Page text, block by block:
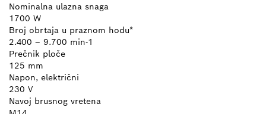
Nominalna ulazna snaga
1700 W
Broj obrtaja u praznom hodu*
2.400 – 9.700 min-1
Prečnik ploče
125 mm
Napon, električni
230 V
Navoj brusnog vretena